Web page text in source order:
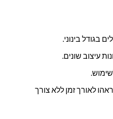
בגודל בינוני.
עיצוב שונים.
לאורך זמן ללא צורך